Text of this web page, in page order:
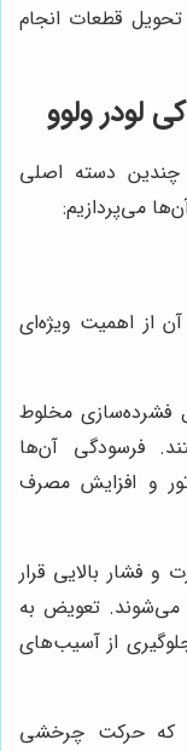
قطعات انجام
لودر ولوو
چندین دسته اصلی
می‌پردازیم:
از اهمیت ویژه‌ای
فشرده‌سازی مخلوط
فرسودگی آن‌ها
و افزایش مصرف
فشار بالایی قرار
می‌شوند. تعویض به
از آسیب‌های
که حرکت چرخشی